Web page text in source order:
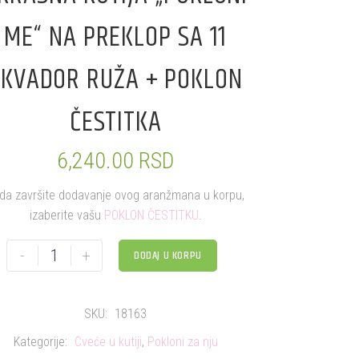
ME“ NA PREKLOP SA 11
RUŽA + POKLON
ČESTITKA
6,240.00 RSD
završite dodavanje ovog aranžmana u korpu,
izaberite vašu POKLON ČESTITKU.
- + DODAJ U KORPU
SKU: 18163
Kategorije: Cveće u kutiji, Pokloni za nju